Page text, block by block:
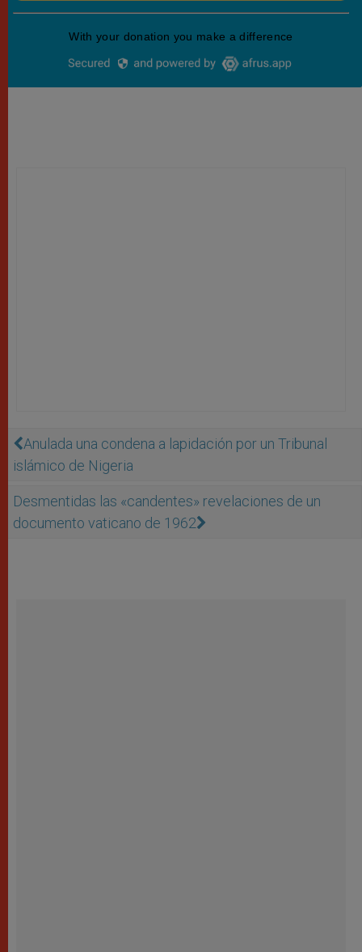
Anulada una condena a lapidación por un Tribunal
islámico de Nigeria
Desmentidas las «candentes» revelaciones de un
documento vaticano de 1962